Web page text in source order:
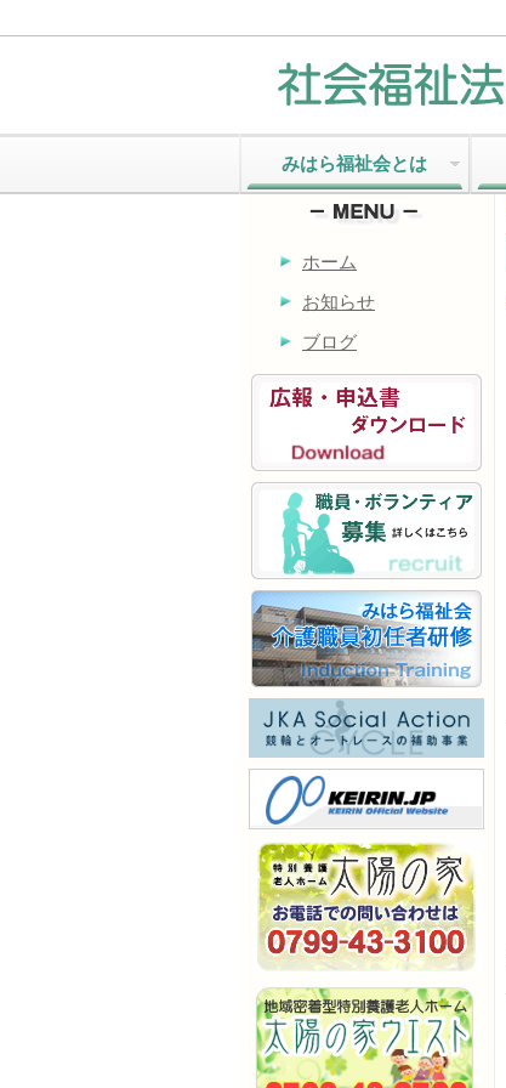
みはら福祉会とは
ホーム
お知らせ
ブログ